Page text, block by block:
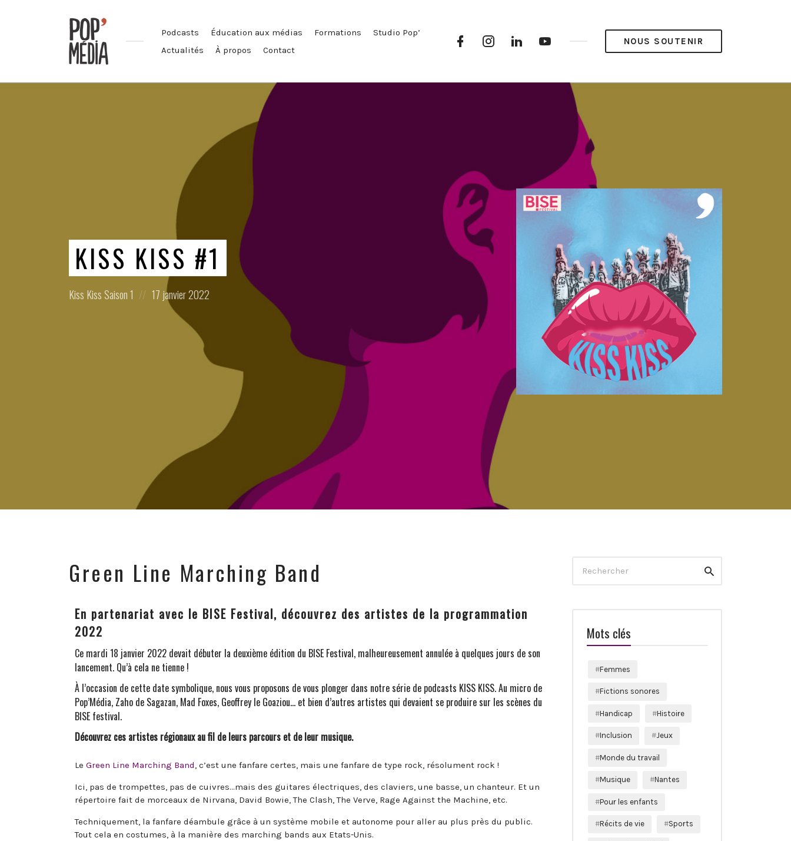
nos
Podcasts Éducation aux médias Formations
Studio Pop’
Actualités
À propos Contact
Facebook
Pop’
Instagram
Pop’
LinkedIn
Pop’
NOUS SOUTENIR
KISS KISS #1
Posted
Kiss KissSaison 1
Posted
17 janvier 2022
Green Line Marching Band
En partenariat avec le BISE Festival, découvrez des artistes de la programmation
2022
Ce mardi 18 janvier 2022 devait débuter la deuxième édition du BISE Festival, malheureusement annulée à quelques jours de son
lancement. Qu’à cela ne tienne !
À l’occasion de cette date symbolique, nous vous proposons de vous plonger dans notre série de podcasts KISS KISS. Au micro de
Pop’Média, Zaho de Sagazan, Mad Foxes, Geoffrey le Goaziou… et bien d’autres artistes qui devaient se produire sur les scènes du
BISE festival.
Découvrez ces artistes régionaux au fil de leurs parcours et de leur musique.
Le Green Line Marching Band, c’est une fanfare certes, mais une fanfare de type rock, résolument rock !
Ici, pas de trompettes, pas de cuivres…mais des guitares électriques, des claviers, une basse, un chanteur. Et un
répertoire fait de morceaux de Nirvana, David Bowie, The Clash, The Verve, Rage Against the Machine, etc.
Techniquement, la fanfare déambule grâce à un système mobile et autonome pour aller au plus près du public.
Tout cela en costumes, à la manière des marching bands aux Etats-Unis.
for:
Rechercher
Mots clés
Femmes
Fictions sonores
Handicap Histoire
Inclusion Jeux
Monde du travail
Musique Nantes
Pour les enfants
Récits de vie Sports